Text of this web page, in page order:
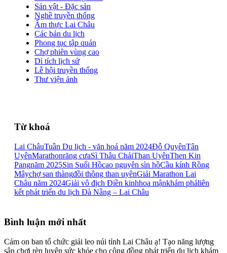
Sản vật - Đặc sản
Nghề truyền thống
Ẩm thực Lai Châu
Các bản du lịch
Phong tục tập quán
Chợ phiên vùng cao
Di tích lịch sử
Lễ hội truyền thống
Thư viện ảnh
Từ khoá
Lai ChâuTuần Du lịch - văn hoá năm 2024Đỗ QuyênTân
UyênMarathonrăng cưaSì Thâu ChảiThan UyênThen Kin
Pangnăm 2025Sin Suối Hồcao nguyên sìn hồCầu kính Rồng
Mâychợ san thàngđồi thông than uyênGiải Marathon Lai
Châu năm 2024Giải vô địch Điền kinhhoa mậnkhám pháliên
kết phát triển du lịch Đà Nẵng – Lai Châu
Bình luận mới nhất
Cảm on ban tổ chức giải leo núi tỉnh Lai Châu ạ! Tạo năng lượng
sân chơi rèn luyện sức khỏe cho cộng đồng phát triển du lịch khám